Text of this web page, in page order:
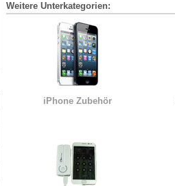
Weitere Unterkategorien:
iPhone Zubehör